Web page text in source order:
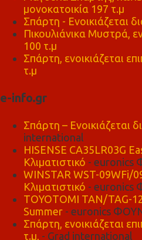
μονοκατοικία 197 τ.μ
Σπάρτη - Ενοικιάζεται
Πικουλιάνικα Μυστρά,
100 τ.μ
Σπάρτη, ενοικιάζεται
τ.μ
e-info.gr
Σπάρτη – Ενοικιάζεται
international
HISENSE CA35LR03G
Κλιματιστικό -
WINSTAR WST-09WFi/
Κλιματιστικό -
TOYOTOMI TAN/TAG-
Summer - euronics
Σπάρτη, ενοικιάζεται
τ.μ, - Grad international